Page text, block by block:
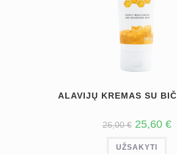
ALAVIJŲ KREMAS SU
26,00€ ORIGINAL
PRICE
WAS:
26,00 €.
25,60 €
UŽSAKYTI